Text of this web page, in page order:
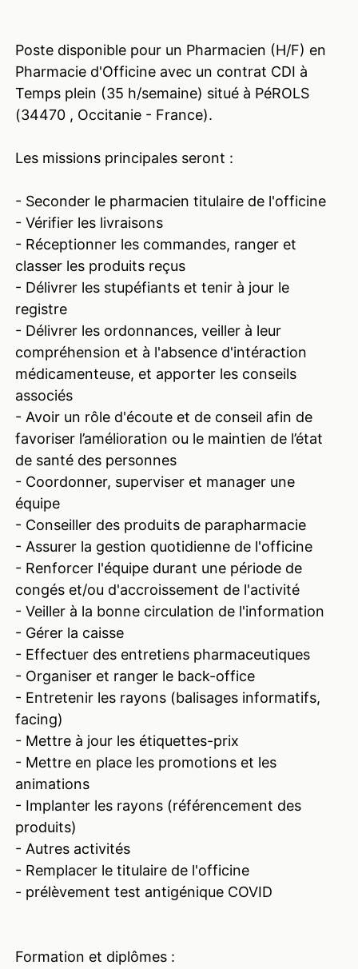
Poste disponible pour un Pharmacien (H/F) en
Pharmacie d'Officine avec un contrat CDI à
Temps plein (35 h/semaine) situé à PéROLS
(34470 , Occitanie - France).
Les missions principales seront :
- Seconder le pharmacien titulaire de l'officine
- Vérifier les livraisons
- Réceptionner les commandes, ranger et
classer les produits reçus
- Délivrer les stupéfiants et tenir à jour le
registre
- Délivrer les ordonnances, veiller à leur
compréhension et à l'absence d'intéraction
médicamenteuse, et apporter les conseils
associés
- Avoir un rôle d'écoute et de conseil afin de
favoriser l’amélioration ou le maintien de l’état
de santé des personnes
- Coordonner, superviser et manager une
équipe
- Conseiller des produits de parapharmacie
- Assurer la gestion quotidienne de l'officine
- Renforcer l'équipe durant une période de
congés et/ou d'accroissement de l'activité
- Veiller à la bonne circulation de l'information
- Gérer la caisse
- Effectuer des entretiens pharmaceutiques
- Organiser et ranger le back-office
- Entretenir les rayons (balisages informatifs,
facing)
- Mettre à jour les étiquettes-prix
- Mettre en place les promotions et les
animations
- Implanter les rayons (référencement des
produits)
- Autres activités
- Remplacer le titulaire de l'officine
- prélèvement test antigénique COVID
Formation et diplômes :